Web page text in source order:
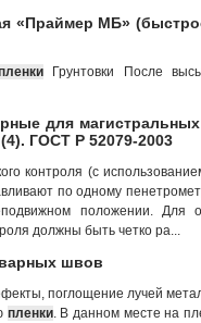
«Праймер МБ»
Грунтовки После
для
ГОСТ Р 52079-2003
контроля (с
по одному
положении. Для
должны быть четко ра...
швов
поглощение лучей
пленки. В данном месте на